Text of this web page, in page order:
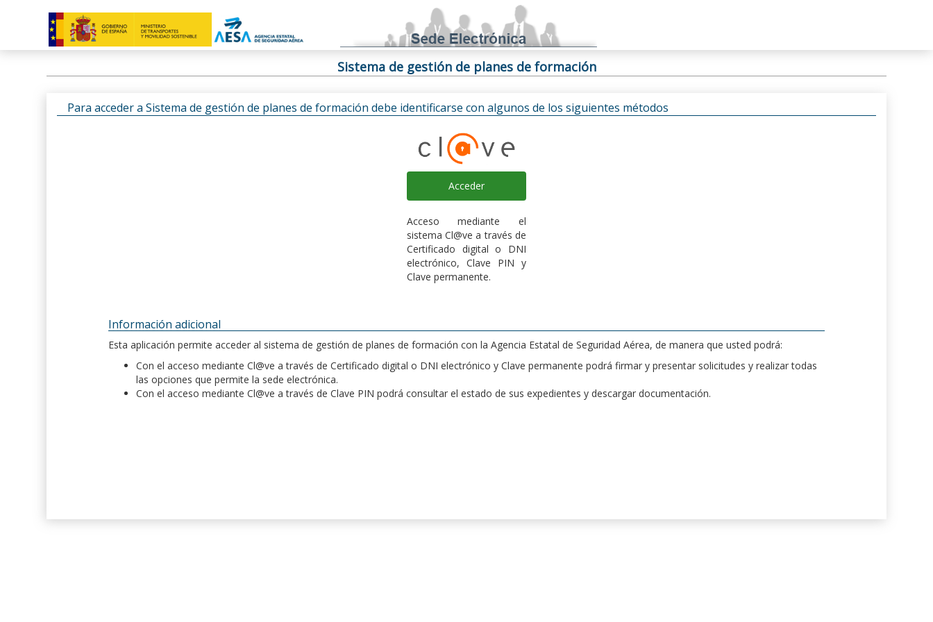
Sistema de gestión de planes de formación
Para acceder a Sistema de gestión de planes de formación debe identificarse con algunos de los siguientes métodos
Acceder
Acceso mediante el
sistema Cl@ve a través de
Certificado digital o DNI
electrónico, Clave PIN y
Clave permanente.
Información adicional
Esta aplicación permite acceder al sistema de gestión de planes de formación con la Agencia Estatal de Seguridad Aérea, de manera que usted podrá:
Con el acceso mediante Cl@ve a través de Certificado digital o DNI electrónico y Clave permanente podrá firmar y presentar solicitudes y realizar todas
las opciones que permite la sede electrónica.
Con el acceso mediante Cl@ve a través de Clave PIN podrá consultar el estado de sus expedientes y descargar documentación.